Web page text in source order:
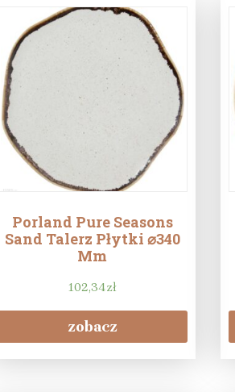
Porland Pure Seasons
Sand Talerz Płytki ⌀340
Mm
102,34zł
zobacz